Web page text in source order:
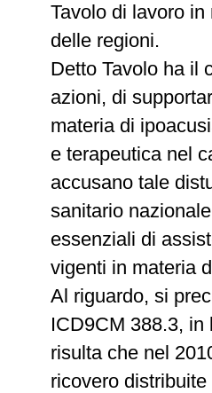
Tavolo di lavoro
delle regioni.
Detto Tavolo ha il
azioni, di
materia di
e terapeutica nel
accusano tale
sanitario
essenziali di
vigenti in materia
Al riguardo, si
ICD9CM 388.3,
risulta che nel
ricovero